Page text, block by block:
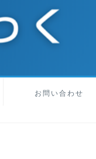
お問い合わせ